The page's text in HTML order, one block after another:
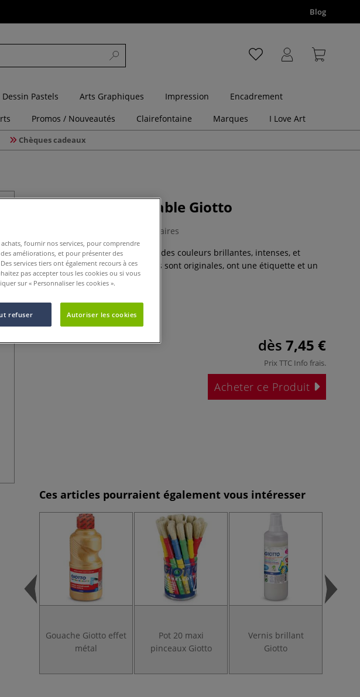
Blog
Dessin Pastels Arts Graphiques Impression
Encadrement
Promos / Nouveautés Clairefontaine Marques I Love Art
Chèques cadeaux
Gouache ultra-lavable Giotto
0 Commentaires
La peinture Giotto School Paint a des couleurs brillantes, intenses, et
faciles à appliquer. Les bouteilles sont originales, ont une étiquette et un
bouchon jaune
Plus
dès 7,45 €
Prix TTC Info frais.
Acheter ce Produit
Ces articles pourraient également vous intéresser
Gouache Giotto effet
métal
Pot 20 maxi
pinceaux Giotto
Vernis brillant
Giotto
fournir nos services, pour comprendre
améliorations, et pour présenter des
services tiers ont également recours à ces
pas accepter tous les cookies ou si vous
sur « Personnaliser les cookies ».
refuser Autoriser les cookies